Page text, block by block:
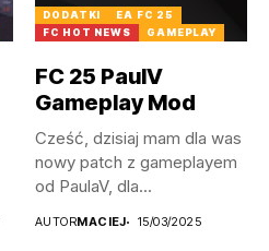
DODATKI
EA FC 25
FC HOT NEWS
GAMEPLAY
FC 25 PaulV
Gameplay Mod
Cześć, dzisiaj mam dla was
nowy patch z gameplayem
od PaulaV, dla...
AUTORMACIEJ 15/03/2025